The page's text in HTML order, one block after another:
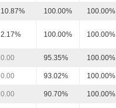
10.87% 100.00% 100.00%
2.17% 100.00% 100.00%
0.00 95.35% 100.00%
0.00 93.02% 100.00%
0.00 90.70% 100.00%